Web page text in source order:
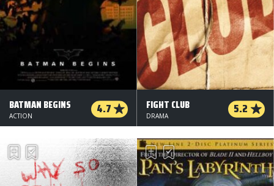
BATMAN BEGINS 4.7
ACTION
FIGHT CLUB 5.2
DRAMA